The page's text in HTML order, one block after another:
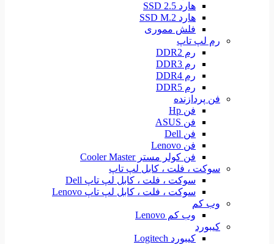
هارد SSD 2.5
هارد SSD M.2
فلش مموری
رم لپ تاپ
رم DDR2
رم DDR3
رم DDR4
رم DDR5
فن پردازنده
فن Hp
فن ASUS
فن Dell
فن Lenovo
فن کولر مستر Cooler Master
سوکت ، فلت ، کابل لپ تاپ
سوکت ، فلت ، کابل لپ تاپ Dell
سوکت ، فلت ، کابل لپ تاپ Lenovo
وب کم
وب کم Lenovo
کیبورد
کیبورد Logitech